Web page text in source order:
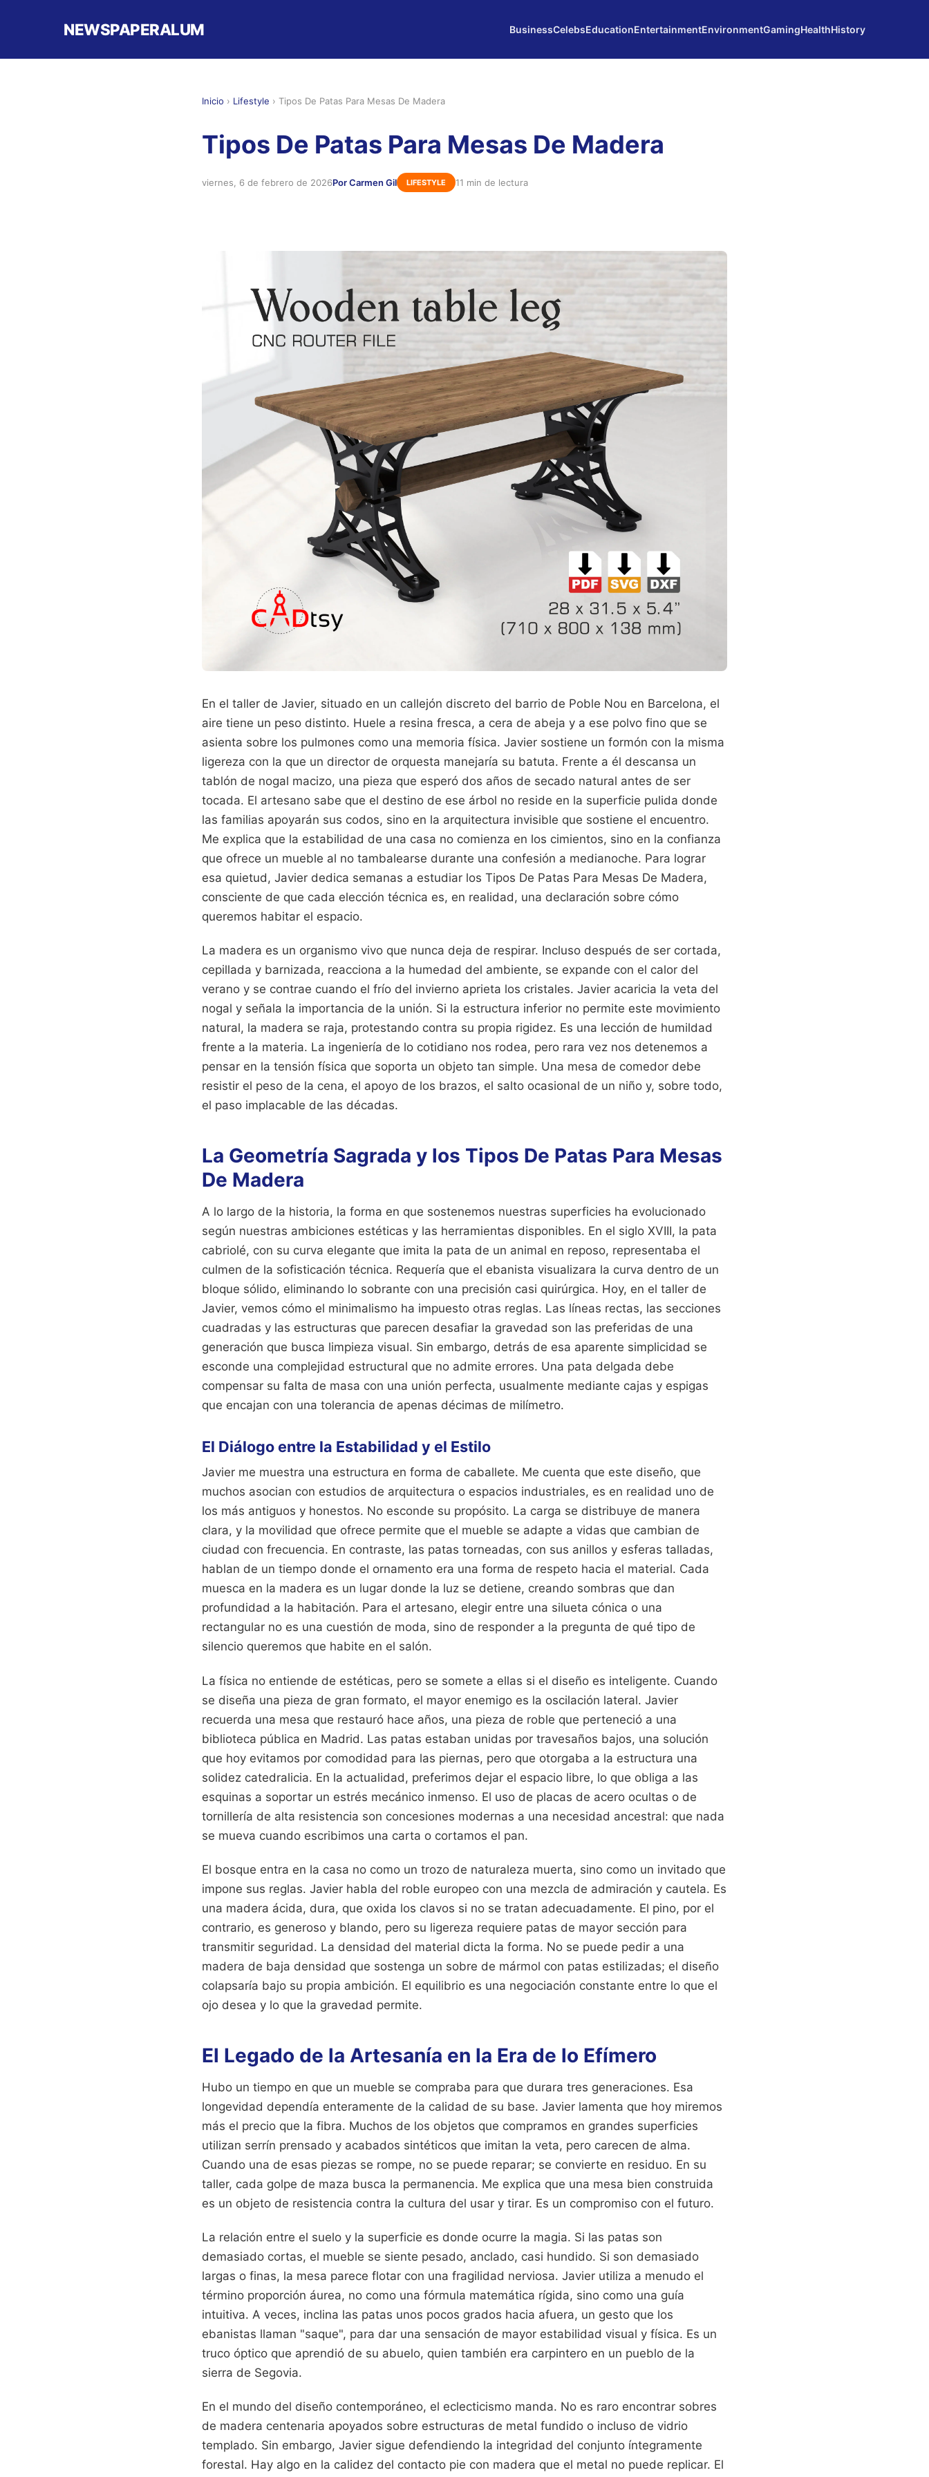
NEWSPAPERALUM BusinessCelebsEducationEntertainmentEnvironmentGamingHealthHistory
Inicio › Lifestyle › Tipos De Patas Para Mesas De Madera
Tipos De Patas Para Mesas De Madera
viernes, 6 de febrero de 2026Por Carmen Gil LIFESTYLE 11 min de lectura
En el taller de Javier, situado en un callejón discreto del barrio de Poble Nou en Barcelona, el
aire tiene un peso distinto. Huele a resina fresca, a cera de abeja y a ese polvo fino que se
asienta sobre los pulmones como una memoria física. Javier sostiene un formón con la misma
ligereza con la que un director de orquesta manejaría su batuta. Frente a él descansa un
tablón de nogal macizo, una pieza que esperó dos años de secado natural antes de ser
tocada. El artesano sabe que el destino de ese árbol no reside en la superficie pulida donde
las familias apoyarán sus codos, sino en la arquitectura invisible que sostiene el encuentro.
Me explica que la estabilidad de una casa no comienza en los cimientos, sino en la confianza
que ofrece un mueble al no tambalearse durante una confesión a medianoche. Para lograr
esa quietud, Javier dedica semanas a estudiar los Tipos De Patas Para Mesas De Madera,
consciente de que cada elección técnica es, en realidad, una declaración sobre cómo
queremos habitar el espacio.
La madera es un organismo vivo que nunca deja de respirar. Incluso después de ser cortada,
cepillada y barnizada, reacciona a la humedad del ambiente, se expande con el calor del
verano y se contrae cuando el frío del invierno aprieta los cristales. Javier acaricia la veta del
nogal y señala la importancia de la unión. Si la estructura inferior no permite este movimiento
natural, la madera se raja, protestando contra su propia rigidez. Es una lección de humildad
frente a la materia. La ingeniería de lo cotidiano nos rodea, pero rara vez nos detenemos a
pensar en la tensión física que soporta un objeto tan simple. Una mesa de comedor debe
resistir el peso de la cena, el apoyo de los brazos, el salto ocasional de un niño y, sobre todo,
el paso implacable de las décadas.
La Geometría Sagrada y los Tipos De Patas Para Mesas
De Madera
A lo largo de la historia, la forma en que sostenemos nuestras superficies ha evolucionado
según nuestras ambiciones estéticas y las herramientas disponibles. En el siglo XVIII, la pata
cabriolé, con su curva elegante que imita la pata de un animal en reposo, representaba el
culmen de la sofisticación técnica. Requería que el ebanista visualizara la curva dentro de un
bloque sólido, eliminando lo sobrante con una precisión casi quirúrgica. Hoy, en el taller de
Javier, vemos cómo el minimalismo ha impuesto otras reglas. Las líneas rectas, las secciones
cuadradas y las estructuras que parecen desafiar la gravedad son las preferidas de una
generación que busca limpieza visual. Sin embargo, detrás de esa aparente simplicidad se
esconde una complejidad estructural que no admite errores. Una pata delgada debe
compensar su falta de masa con una unión perfecta, usualmente mediante cajas y espigas
que encajan con una tolerancia de apenas décimas de milímetro.
El Diálogo entre la Estabilidad y el Estilo
Javier me muestra una estructura en forma de caballete. Me cuenta que este diseño, que
muchos asocian con estudios de arquitectura o espacios industriales, es en realidad uno de
los más antiguos y honestos. No esconde su propósito. La carga se distribuye de manera
clara, y la movilidad que ofrece permite que el mueble se adapte a vidas que cambian de
ciudad con frecuencia. En contraste, las patas torneadas, con sus anillos y esferas talladas,
hablan de un tiempo donde el ornamento era una forma de respeto hacia el material. Cada
muesca en la madera es un lugar donde la luz se detiene, creando sombras que dan
profundidad a la habitación. Para el artesano, elegir entre una silueta cónica o una
rectangular no es una cuestión de moda, sino de responder a la pregunta de qué tipo de
silencio queremos que habite en el salón.
La física no entiende de estéticas, pero se somete a ellas si el diseño es inteligente. Cuando
se diseña una pieza de gran formato, el mayor enemigo es la oscilación lateral. Javier
recuerda una mesa que restauró hace años, una pieza de roble que perteneció a una
biblioteca pública en Madrid. Las patas estaban unidas por travesaños bajos, una solución
que hoy evitamos por comodidad para las piernas, pero que otorgaba a la estructura una
solidez catedralicia. En la actualidad, preferimos dejar el espacio libre, lo que obliga a las
esquinas a soportar un estrés mecánico inmenso. El uso de placas de acero ocultas o de
tornillería de alta resistencia son concesiones modernas a una necesidad ancestral: que nada
se mueva cuando escribimos una carta o cortamos el pan.
El bosque entra en la casa no como un trozo de naturaleza muerta, sino como un invitado que
impone sus reglas. Javier habla del roble europeo con una mezcla de admiración y cautela. Es
una madera ácida, dura, que oxida los clavos si no se tratan adecuadamente. El pino, por el
contrario, es generoso y blando, pero su ligereza requiere patas de mayor sección para
transmitir seguridad. La densidad del material dicta la forma. No se puede pedir a una
madera de baja densidad que sostenga un sobre de mármol con patas estilizadas; el diseño
colapsaría bajo su propia ambición. El equilibrio es una negociación constante entre lo que el
ojo desea y lo que la gravedad permite.
El Legado de la Artesanía en la Era de lo Efímero
Hubo un tiempo en que un mueble se compraba para que durara tres generaciones. Esa
longevidad dependía enteramente de la calidad de su base. Javier lamenta que hoy miremos
más el precio que la fibra. Muchos de los objetos que compramos en grandes superficies
utilizan serrín prensado y acabados sintéticos que imitan la veta, pero carecen de alma.
Cuando una de esas piezas se rompe, no se puede reparar; se convierte en residuo. En su
taller, cada golpe de maza busca la permanencia. Me explica que una mesa bien construida
es un objeto de resistencia contra la cultura del usar y tirar. Es un compromiso con el futuro.
La relación entre el suelo y la superficie es donde ocurre la magia. Si las patas son
demasiado cortas, el mueble se siente pesado, anclado, casi hundido. Si son demasiado
largas o finas, la mesa parece flotar con una fragilidad nerviosa. Javier utiliza a menudo el
término proporción áurea, no como una fórmula matemática rígida, sino como una guía
intuitiva. A veces, inclina las patas unos pocos grados hacia afuera, un gesto que los
ebanistas llaman "saque", para dar una sensación de mayor estabilidad visual y física. Es un
truco óptico que aprendió de su abuelo, quien también era carpintero en un pueblo de la
sierra de Segovia.
En el mundo del diseño contemporáneo, el eclecticismo manda. No es raro encontrar sobres
de madera centenaria apoyados sobre estructuras de metal fundido o incluso de vidrio
templado. Sin embargo, Javier sigue defendiendo la integridad del conjunto íntegramente
forestal. Hay algo en la calidez del contacto pie con madera que el metal no puede replicar. El